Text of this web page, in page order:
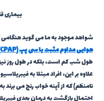
بیماری
شواهد موجود به ما می گوید هنگامی
هوایی مداوم مثبت یا سی پپ (CPAP
طول شب کم است، بلکه در طول روز
علاوه بر این، افراد مبتلا به
احتمال بازگشت به درمان بعدی